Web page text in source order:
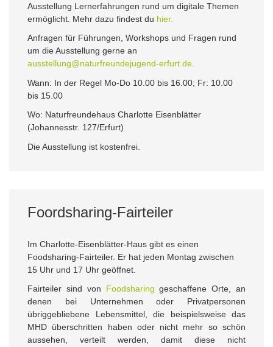
Ausstellung Lernerfahrungen rund um digitale Themen
ermöglicht. Mehr dazu findest du hier.
Anfragen für Führungen, Workshops und Fragen rund
um die Ausstellung gerne an
ausstellung@naturfreundejugend-erfurt.de.
Wann: In der Regel Mo-Do 10.00 bis 16.00; Fr: 10.00
bis 15.00
Wo: Naturfreundehaus Charlotte Eisenblätter
(Johannesstr. 127/Erfurt)
Die Ausstellung ist kostenfrei.
Foordsharing-Fairteiler
Im Charlotte-Eisenblätter-Haus gibt es einen
Foodsharing-Fairteiler. Er hat jeden Montag zwischen
15 Uhr und 17 Uhr geöffnet.
Fairteiler sind von Foodsharing geschaffene Orte, an
denen bei Unternehmen oder Privatpersonen
übriggebliebene Lebensmittel, die beispielsweise das
MHD überschritten haben oder nicht mehr so schön
aussehen, verteilt werden, damit diese nicht